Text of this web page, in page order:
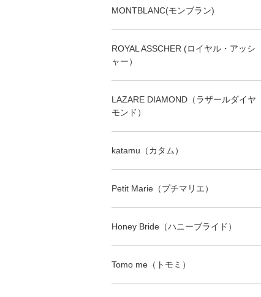
MONTBLANC(モンブラン)
ROYAL ASSCHER (ロイヤル・アッシ
ャー）
LAZARE DIAMOND（ラザールダイヤ
モンド）
katamu（カタム）
Petit Marie（プチマリエ）
Honey Bride（ハニーブライド）
Tomo me（トモミ）